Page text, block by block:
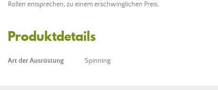
Rollen entsprechen, zu einem erschwinglichen Preis.
Produktdetails
Art der Ausrüstung Spinning